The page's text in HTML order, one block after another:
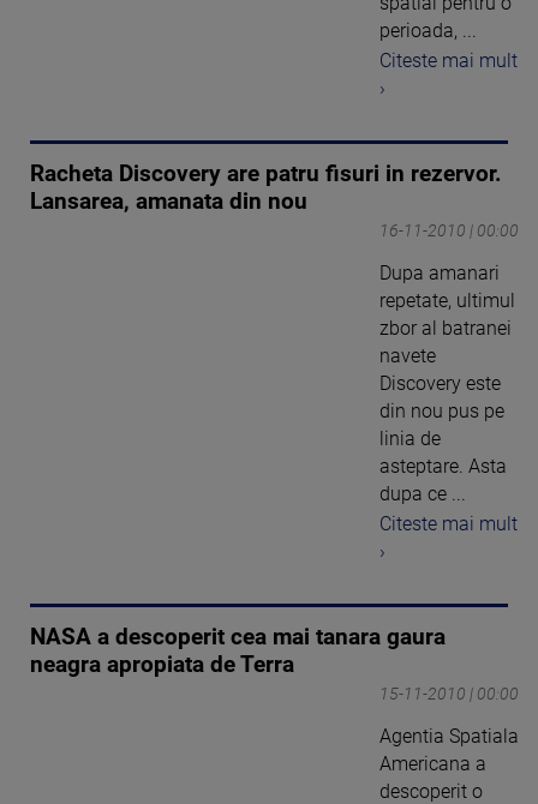
perioada, ...
Citeste mai mult
›
Racheta Discovery are patru fisuri in rezervor.
Lansarea, amanata din nou
16-11-2010 | 00:00
Dupa amanari
repetate, ultimul
zbor al batranei
navete
Discovery este
din nou pus pe
linia de
asteptare. Asta
dupa ce ...
Citeste mai mult
›
NASA a descoperit cea mai tanara gaura
neagra apropiata de Terra
15-11-2010 | 00:00
Agentia Spatiala
Americana a
descoperit o